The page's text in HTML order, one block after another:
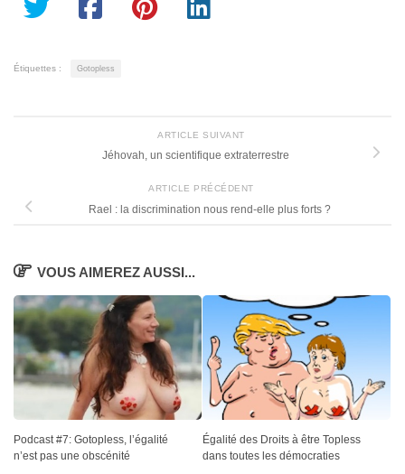
Étiquettes : Gotopless
ARTICLE SUIVANT
Jéhovah, un scientifique extraterrestre
ARTICLE PRÉCÉDENT
Rael : la discrimination nous rend-elle plus forts ?
VOUS AIMEREZ AUSSI...
Podcast #7: Gotopless, l’égalité
n’est pas une obscénité
Égalité des Droits à être Topless
dans toutes les démocraties